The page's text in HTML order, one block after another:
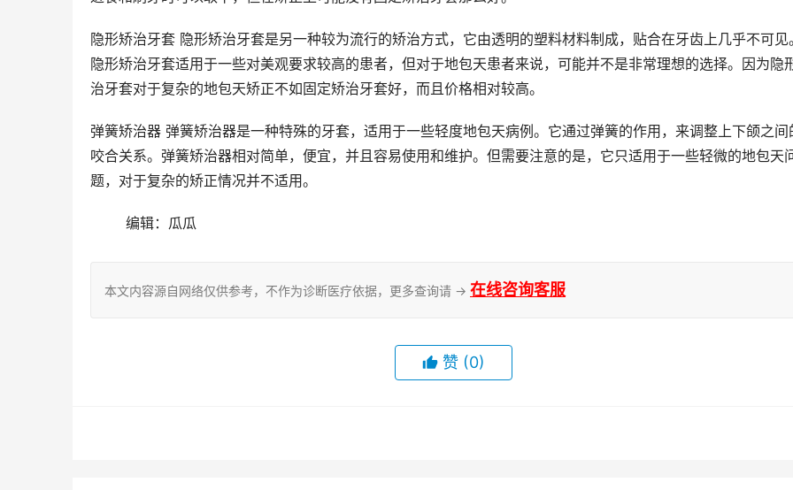
隐形矫治牙套 隐形矫治牙套是另一种较为流行的矫治方式，它由透明的塑料材料制成，贴合在牙齿上几乎不可见
隐形矫治牙套适用于一些对美观要求较高的患者，但对于地包天患者来说，可能并不是非常理想的选择。因为隐
治牙套对于复杂的地包天矫正不如固定矫治牙套好，而且价格相对较高。
弹簧矫治器 弹簧矫治器是一种特殊的牙套，适用于一些轻度地包天病例。它通过弹簧的作用，来调整上下颌之间
咬合关系。弹簧矫治器相对简单，便宜，并且容易使用和维护。但需要注意的是，它只适用于一些轻微的地包天
题，对于复杂的矫正情况并不适用。
	编辑：瓜瓜
本文内容源自网络仅供参考，不作为诊断医疗依据，更多查询请 → 在线咨询客服
赞 (0)